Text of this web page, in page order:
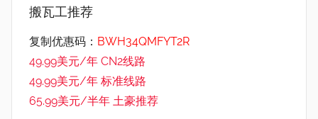
搬瓦工推荐
复制优惠码： BWH34QMFYT2R
49.99美元/年 CN2线路
49.99美元/年 标准线路
65.99美元/半年 土豪推荐